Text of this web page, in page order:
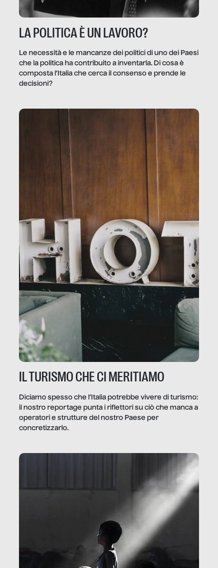
LA POLITICA È UN LAVORO?
Le necessità e le mancanze dei politici di uno dei Paesi
che la politica ha contribuito a inventarla. Di cosa è
composta l’Italia che cerca il consenso e prende le
decisioni?
IL TURISMO CHE CI MERITIAMO
Diciamo spesso che l’Italia potrebbe vivere di turismo:
il nostro reportage punta i riflettori su ciò che manca a
operatori e strutture del nostro Paese per
concretizzarlo.